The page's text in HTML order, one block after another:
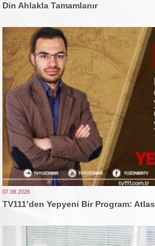
Din Ahlakla Tamamlanır
07.08.2026
TV111’den Yepyeni Bir Program: Atlas